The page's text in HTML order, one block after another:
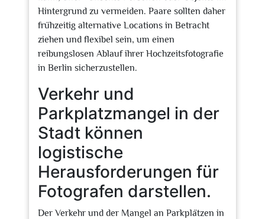
Hintergrund zu vermeiden. Paare sollten daher
frühzeitig alternative Locations in Betracht
ziehen und flexibel sein, um einen
reibungslosen Ablauf ihrer Hochzeitsfotografie
in Berlin sicherzustellen.
Verkehr und
Parkplatzmangel in der
Stadt können
logistische
Herausforderungen für
Fotografen darstellen.
Der Verkehr und der Mangel an Parkplätzen in